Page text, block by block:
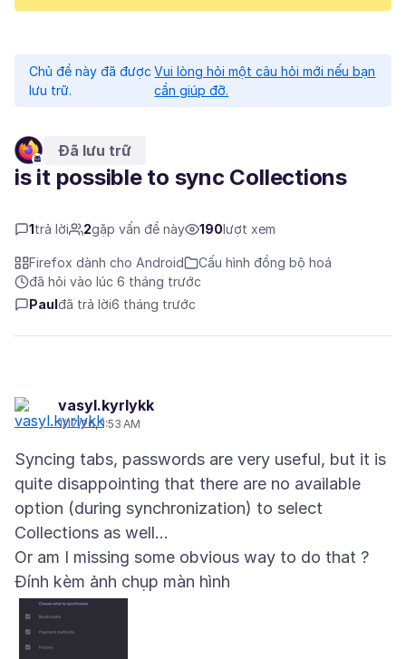
Chủ đề này đã được
lưu trữ.
Vui lòng hỏi một câu hỏi mới nếu bạn
cần giúp đỡ.
Đã lưu trữ
is it possible to sync Collections
1trả lời 2gặp vấn đề này 190lượt xem
Firefox dành cho Android
Cấu hình đồng bộ hoá
đã hỏi vào lúc 6 tháng trước
Paulđã trả lời6 tháng trước
vasyl.kyrlykk
1/17/26, 1:53 AM
Syncing tabs, passwords are very useful, but it is
quite disappointing that there are no available
option (during synchronization) to select
Collections as well...
Đính kèm ảnh chụp màn hình